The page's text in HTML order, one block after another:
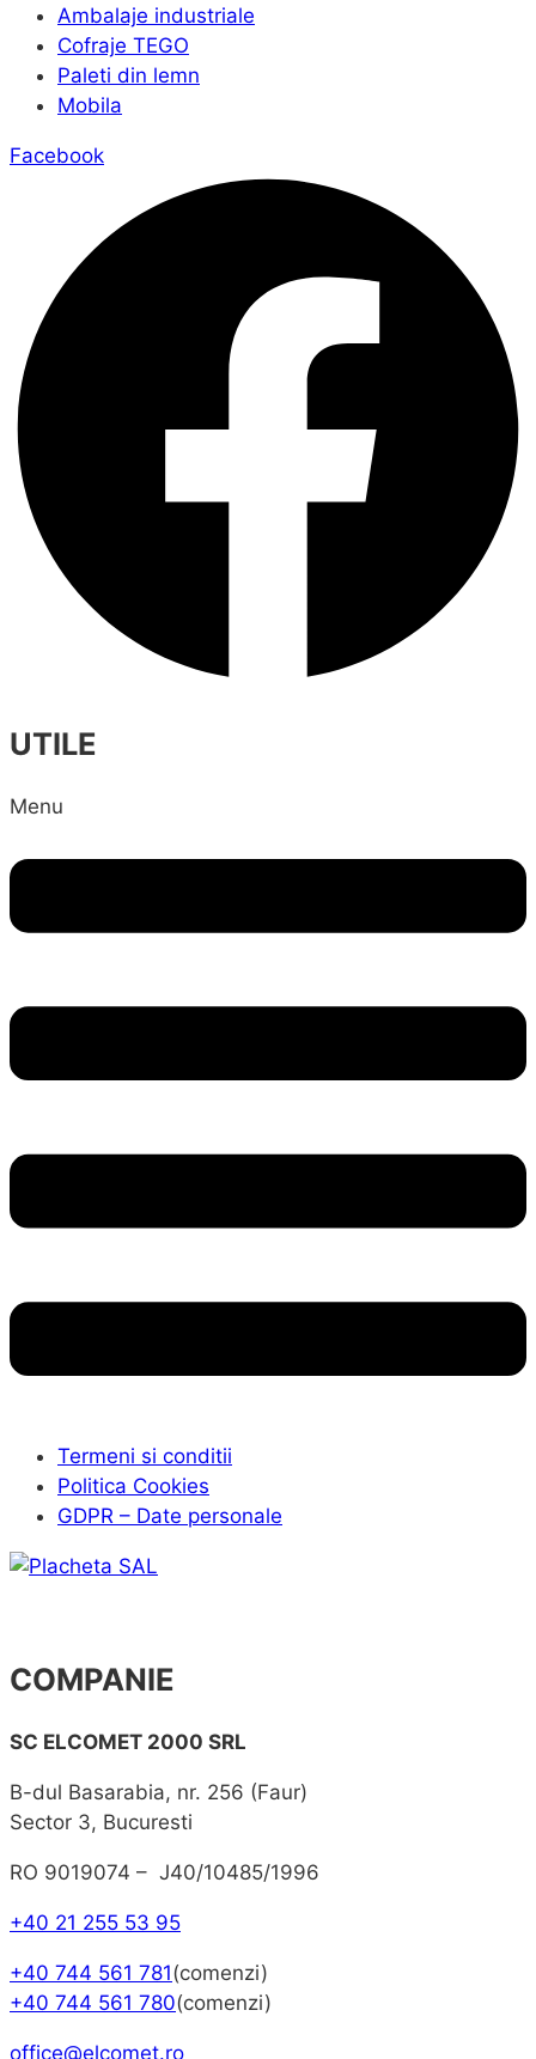
Ambalaje industriale
Cofraje TEGO
Paleti din lemn
Mobila
Facebook
UTILE
Menu
Termeni si conditii
Politica Cookies
GDPR – Date personale
COMPANIE
SC ELCOMET 2000 SRL
B-dul Basarabia, nr. 256 (Faur)
Sector 3, Bucuresti
RO 9019074 – J40/10485/1996
+40 21 255 53 95
+40 744 561 781(comenzi)
+40 744 561 780(comenzi)
office@elcomet.ro